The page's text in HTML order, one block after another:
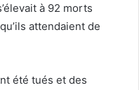
à 92 morts
attendaient de
été tués et des